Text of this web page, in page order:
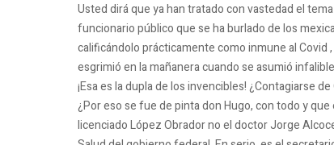
Usted dirá que ya han tratado con vastedad el
funcionario público que se ha burlado de los
calificándolo prácticamente como inmune al
esgrimió en la mañanera cuando se asumió
¡Esa es la dupla de los invencibles!¿Contagiarse de
¿Por eso se fue de pinta don Hugo, con todo y que
licenciado López Obrador no el doctor Jorge